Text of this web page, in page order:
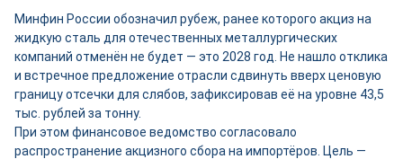
Минфин России обозначил рубеж, ранее которого акциз на
жидкую сталь для отечественных металлургических
компаний отменён не будет — это 2028 год. Не нашло отклика
и встречное предложение отрасли сдвинуть вверх ценовую
границу отсечки для слябов, зафиксировав её на уровне 43,5
тыс. рублей за тонну.
При этом финансовое ведомство согласовало
распространение акцизного сбора на импортёров. Цель —